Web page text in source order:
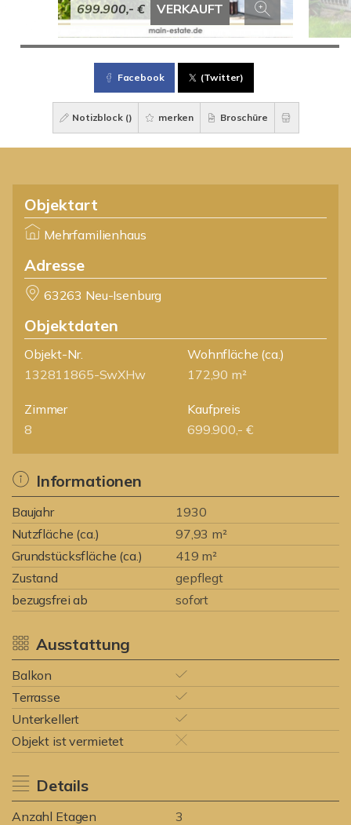
699.900,- € VERKAUFT
Facebook (Twitter)
Notizblock () merken Broschüre
Objektart
Mehrfamilienhaus
Adresse
63263 Neu-Isenburg
Objektdaten
Objekt-Nr.
132811865-SwXHw
Wohnfläche (ca.)
172,90 m²
Zimmer
8
Kaufpreis
699.900,- €
Informationen
Baujahr
1930
Nutzfläche (ca.)
97,93 m²
Grundstücksfläche (ca.)
419 m²
Zustand
gepflegt
bezugsfrei ab
sofort
Ausstattung
Balkon
Terrasse
Unterkellert
Objekt ist vermietet
Details
Anzahl Etagen
3